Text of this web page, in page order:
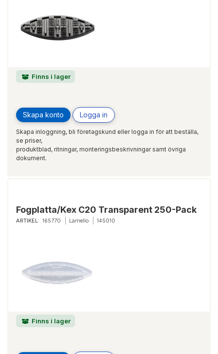
Finns i lager
Skapa konto Logga in
Skapa inloggning, bli företagskund eller logga in för att beställa,
se priser,
produktblad, ritningar, monteringsbeskrivningar samt övriga
dokument.
Fogplatta/Kex C20 Transparent 250-Pack
ARTIKEL: 165770 Lamello 145010
Finns i lager